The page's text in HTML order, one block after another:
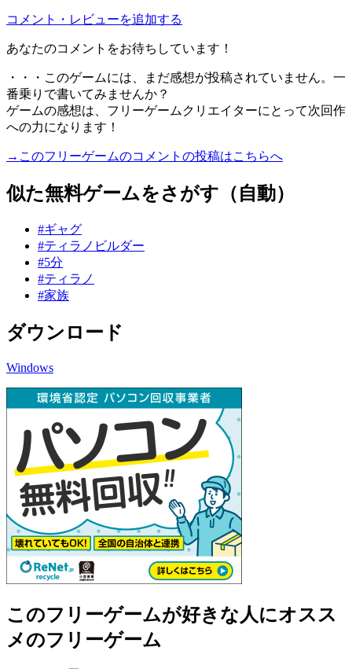
コメント・レビューを追加する
あなたのコメントをお待ちしています！
・・・このゲームには、まだ感想が投稿されていません。一
番乗りで書いてみませんか？
ゲームの感想は、フリーゲームクリエイターにとって次回作
への力になります！
→このフリーゲームのコメントの投稿はこちらへ
似た無料ゲームをさがす（自動）
#ギャグ
#ティラノビルダー
#5分
#ティラノ
#家族
ダウンロード
Windows
このフリーゲームが好きな人にオスス
メのフリーゲーム